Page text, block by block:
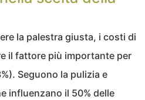
la palestra giusta, i costi di
il fattore più importante per
Seguono la pulizia e
influenzano il 50% delle